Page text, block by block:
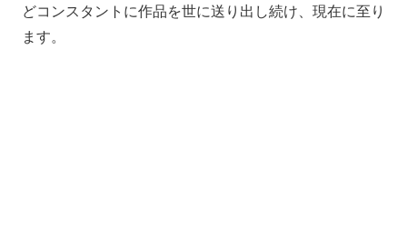
どコンスタントに作品を世に送り出し続け、現在に至り
ます。